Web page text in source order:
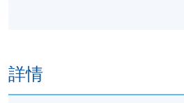
詳情